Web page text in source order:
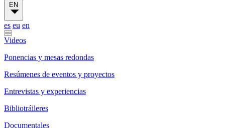
EN
es eu en
Videos
Ponencias y mesas redondas
Resúmenes de eventos y proyectos
Entrevistas y experiencias
Bibliotráileres
Documentales